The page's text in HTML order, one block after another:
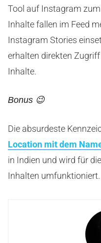
Tool auf Instagram
Inhalte fallen im Feed
Instagram Stories
erhalten direkten
Inhalte.
Bonus 😉
Die absurdeste
Location mit dem
in Indien und wird für
Inhalten umfunktioniert.